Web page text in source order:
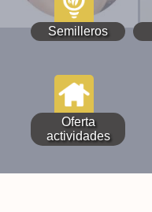
Semilleros
Oferta
actividades